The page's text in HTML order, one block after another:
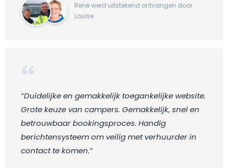
René werd uitstekend ontvangen door
Louise
“Duidelijke en gemakkelijk toegankelijke website.
Grote keuze van campers. Gemakkelijk, snel en
betrouwbaar bookingsproces. Handig
berichtensysteem om veilig met verhuurder in
contact te komen.“